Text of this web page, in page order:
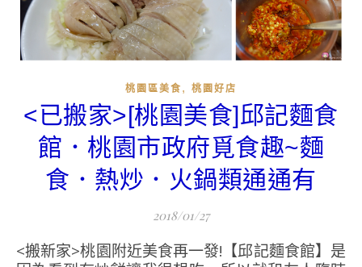
桃園區美食 , 桃園好店
<已搬家>[桃園美食]邱記麵食
館．桃園市政府覓食趣~麵
食．熱炒．火鍋類通通有
2018/01/27
<搬新家>桃園附近美食再一發!【邱記麵食館】是